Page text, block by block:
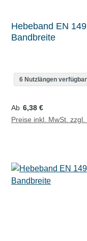
Hebeband EN
Bandbreite
6 Nutzlängen verfügbar
Regulärer Preis:
Ab 6,38 €
Preise inkl. MwSt.